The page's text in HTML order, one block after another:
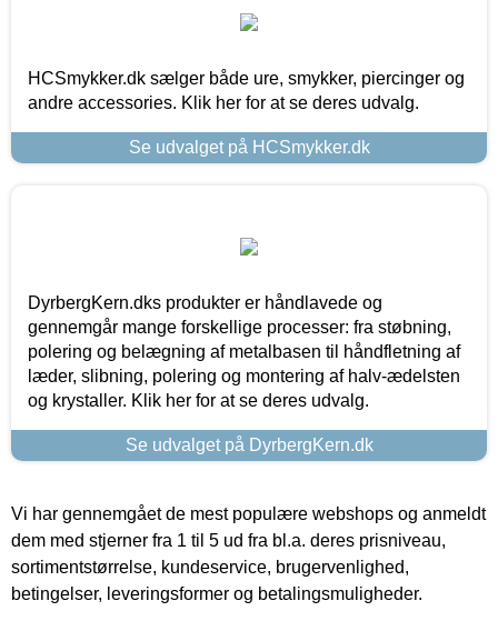
HCSmykker.dk sælger både ure, smykker, piercinger og
andre accessories. Klik her for at se deres udvalg.
Se udvalget på HCSmykker.dk
DyrbergKern.dks produkter er håndlavede og
gennemgår mange forskellige processer: fra støbning,
polering og belægning af metalbasen til håndfletning af
læder, slibning, polering og montering af halv-ædelsten
og krystaller. Klik her for at se deres udvalg.
Se udvalget på DyrbergKern.dk
Vi har gennemgået de mest populære webshops og anmeldt
dem med stjerner fra 1 til 5 ud fra bl.a. deres prisniveau,
sortimentstørrelse, kundeservice, brugervenlighed,
betingelser, leveringsformer og betalingsmuligheder.